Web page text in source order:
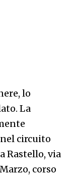
lo
La
circuito
Rastello, via
corso